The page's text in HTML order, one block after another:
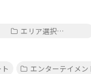
エリア選択…
エンターテイメン